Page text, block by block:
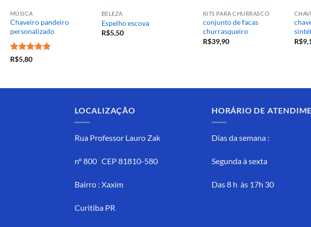
MÚSICA
Chaveiro pandeiro
personalizado
Avaliação
R$5,80
BELEZA
Espelho escova
R$5,50
KITS PARA CHURRASCO
conjunto de facas
churrasqueiro
R$39,90
R$
LOCALIZAÇÃO
Rua Professor Lauro Zak
n° 800 CEP 81810-580
Bairro : Xaxim
Curitiba PR
HORÁRIO DE
Dias da semana :
Segunda à sexta
Das 8 h às 17h 30